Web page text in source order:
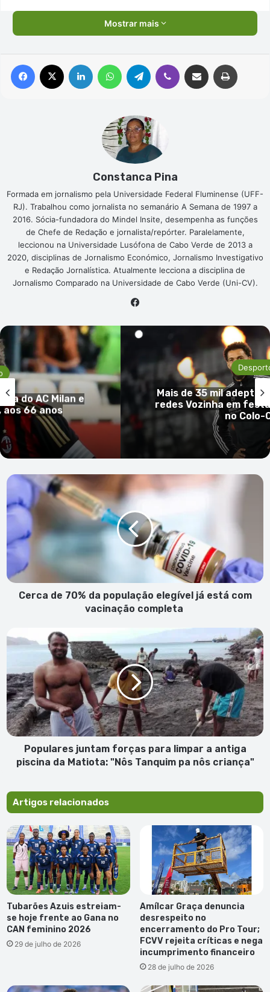
Mostrar mais
Facebook Linkedin WhatsAppTelegram Viber Compartilhar via e-mail
Constanca Pina
Formada em jornalismo pela Universidade Federal Fluminense (UFF-
RJ). Trabalhou como jornalista no semanário A Semana de 1997 a
2016. Sócia-fundadora do Mindel Insite, desempenha as funções
de Chefe de Redação e jornalista/repórter. Paralelamente,
leccionou na Universidade Lusófona de Cabo Verde de 2013 a
2020, disciplinas de Jornalismo Económico, Jornalismo Investigativo
e Redação Jornalística. Atualmente lecciona a disciplina de
Jornalismo Comparado na Universidade de Cabo Verde (Uni-CV).
do AC Milan e
66 anos
Mais de 35 mil
redes Vozinha em
no Colo-
Cerca
70%
da
população
elegível
já
está
com
vacinação
Cerca de 70% da população elegível já está com
vacinação completa
juntam
para
limpar
a
antiga
piscina
da
Matiota:
"Nôs
nôs
criança"
Populares juntam forças para limpar a antiga
piscina da Matiota: "Nôs Tanquim pa nôs criança"
Artigos relacionados
Tubarões Azuis estreiam-
se hoje frente ao Gana no
CAN feminino 2026
29 de julho de 2026
Amílcar Graça denuncia
desrespeito no
encerramento do Pro Tour;
FCVV rejeita críticas e nega
incumprimento financeiro
28 de julho de 2026